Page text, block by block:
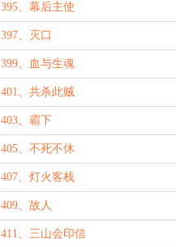
395、幕后主使
397、灭口
399、血与生魂
401、共杀此贼
403、霸下
405、不死不休
407、灯火客栈
409、故人
411、三山会印信